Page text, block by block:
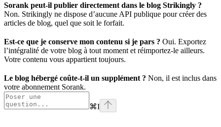
Sorank peut-il publier directement dans le blog Strikingly ?
Non. Strikingly ne dispose d’aucune API publique pour créer des
articles de blog, quel que soit le forfait.
Est-ce que je conserve mon contenu si je pars ? Oui. Exportez
l’intégralité de votre blog à tout moment et réimportez-le ailleurs.
Votre contenu vous appartient toujours.
Le blog hébergé coûte-t-il un supplément ? Non, il est inclus dans
votre abonnement Sorank.
⌘I